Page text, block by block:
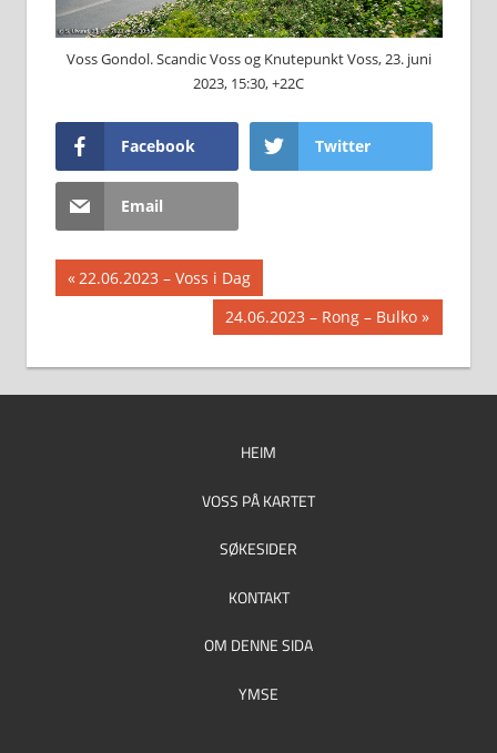
Voss Gondol. Scandic Voss og Knutepunkt Voss, 23. juni
2023, 15:30, +22C
Facebook Twitter
Email
Innleggsnavigasjon
Previous
Post:
22.06.2023 – Voss i Dag
Next
Post:
24.06.2023 – Rong – Bulko
HEIM
VOSS PÅ KARTET
SØKESIDER
KONTAKT
OM DENNE SIDA
YMSE